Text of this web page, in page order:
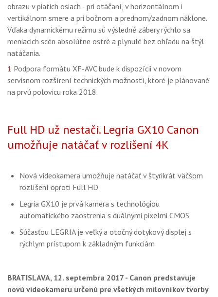
obrazu v piatich osiach - pri otáčaní, v horizontálnom i
vertikálnom smere a pri bočnom a prednom/zadnom náklone.
Vďaka dynamickému režimu sú výsledné zábery rýchlo sa
meniacich scén absolútne ostré a plynulé bez ohľadu na štýl
natáčania.
1 Podpora formátu XF-AVC bude k dispozícii v novom
servisnom rozšírení technických možností, ktoré je plánované
na prvú polovicu roka 2018.
Full HD už nestačí. Legria GX10 Canon
umožňuje natáčať v rozlíšení 4K
Nová videokamera umožňuje natáčať v štyrikrát väčšom
rozlíšení oproti Full HD
Legria GX10 je prvá kamera s technológiou
automatického zaostrenia s duálnymi pixelmi CMOS
Súčasťou LEGRIA je veľký a otočný dotykový displej s
rýchlym prístupom k základným funkciám
BRATISLAVA, 12. septembra 2017 - Canon predstavuje
novú videokameru určenú pre všetkých milovníkov tvorby